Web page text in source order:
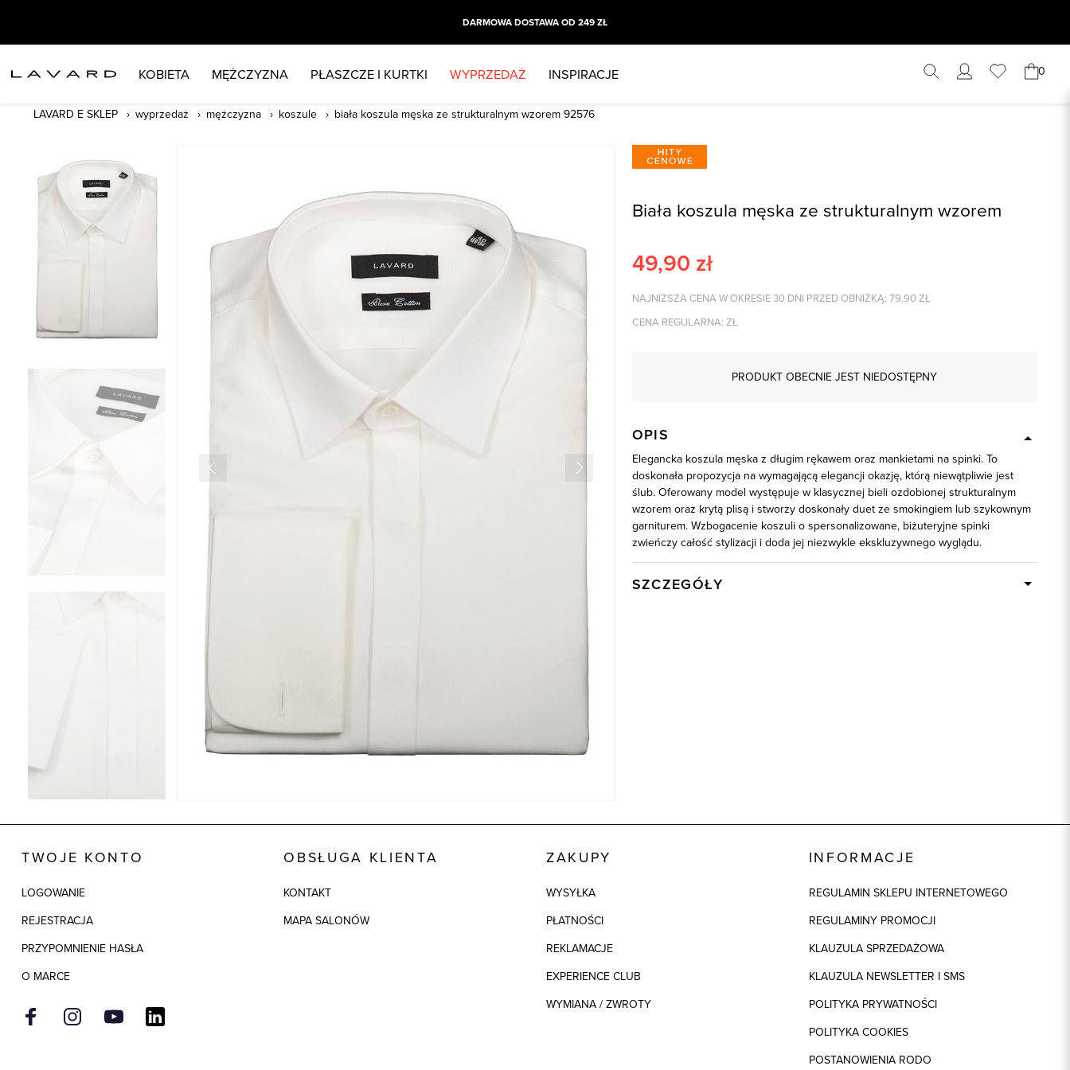
DARMOWA DOSTAWA OD 249 ZŁ
KOBIETA MĘŻCZYZNA PŁASZCZE I KURTKI WYPRZEDAŻ INSPIRACJE 0
LAVARD E SKLEP wyprzedaż mężczyzna koszule biała koszula męska ze strukturalnym wzorem 92576
Biała koszula męska ze strukturalnym wzorem
49,90 zł
NAJNIŻSZA CENA W OKRESIE 30 DNI PRZED OBNIŻKĄ: 79,90 ZŁ
CENA REGULARNA: ZŁ
PRODUKT OBECNIE JEST NIEDOSTĘPNY
OPIS
Elegancka koszula męska z długim rękawem oraz mankietami na spinki. To
doskonała propozycja na wymagającą elegancji okazję, którą niewątpliwie jest
ślub. Oferowany model występuje w klasycznej bieli ozdobionej strukturalnym
wzorem oraz krytą plisą i stworzy doskonały duet ze smokingiem lub szykownym
garniturem. Wzbogacenie koszuli o spersonalizowane, biżuteryjne spinki
zwieńczy całość stylizacji i doda jej niezwykle ekskluzywnego wyglądu.
SZCZEGÓŁY
TWOJE KONTO
LOGOWANIE
REJESTRACJA
PRZYPOMNIENIE HASŁA
O MARCE
OBSŁUGA KLIENTA
KONTAKT
MAPA SALONÓW
ZAKUPY
WYSYŁKA
PŁATNOŚCI
REKLAMACJE
EXPERIENCE CLUB
WYMIANA / ZWROTY
INFORMACJE
REGULAMIN SKLEPU INTERNETOWEGO
REGULAMINY PROMOCJI
KLAUZULA SPRZEDAŻOWA
KLAUZULA NEWSLETTER I SMS
POLITYKA PRYWATNOŚCI
POLITYKA COOKIES
POSTANOWIENIA RODO